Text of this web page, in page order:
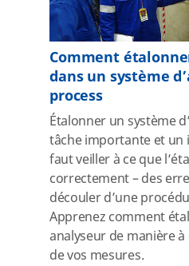
Comment
dans un système
process
Étalonner un système
tâche importante et un
faut veiller à ce que
correctement – des
découler d’une
Apprenez comment
analyseur de manière
de vos mesures.